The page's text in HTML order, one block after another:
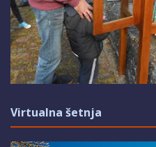
Virtualna šetnja